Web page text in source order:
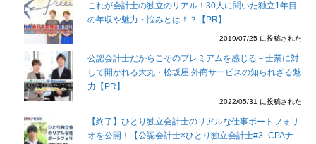
これが会計士の独立のリアル！30人に聞いた独立1年目
の年収や魅力・悩みとは！？【PR】
2019/07/25 に投稿された
公認会計士だからこそのプレミアムを感じる－士業に対
して開かれる大丸・松坂屋 外商サービスの知られざる魅
力【PR】
2022/05/31 に投稿された
【終了】ひとり独立会計士のリアルな仕事ポートフォリ
オを公開！【公認会計士×ひとり独立会計士#3_CPAナ